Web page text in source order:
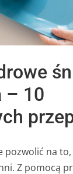
– 10
pozwolić na
Z pomocą